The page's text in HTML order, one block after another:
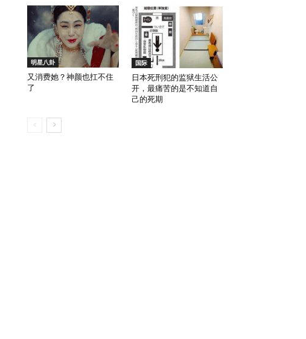
明星八卦
又消费她？神颜也扛不住
了
国际
日本死刑犯的监狱生活公
开，最痛苦的是不知道自
己的死期